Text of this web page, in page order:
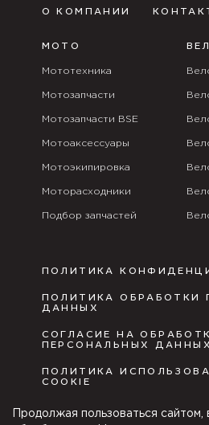
О КОМПАНИИ
МОТО
Мототехника
Мотозапчасти
Мотозапчасти BSE
Мотоаксессуары
Мотоэкипировка
Моторасходники
Подбор запчастей
ПОЛИТИКА
ПОЛИТИКА ОБРАБОТКИ
ДАННЫХ
СОГЛАСИЕ НА
ПЕРСОНАЛЬНЫХ ДАННЫХ
ПОЛИТИКА
COOKIE
ПУБЛИЧНАЯ ОФЕРТА
Продолжая пользоваться